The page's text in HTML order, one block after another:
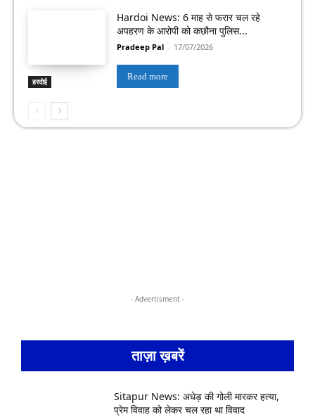
हरदोई
Hardoi News: 6 माह से फरार चल रहे
अपहरण के आरोपी को कछौना पुलिस...
Pradeep Pal - 17/07/2026
Read more
- Advertisment -
ताज़ा ख़बरें
Sitapur News: अधेड़ की गोली मारकर हत्या,
प्रेम विवाह को लेकर चल रहा था विवाद